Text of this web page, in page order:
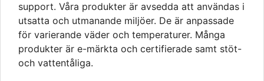
support. Våra produkter är avsedda att användas i
utsatta och utmanande miljöer. De är anpassade
för varierande väder och temperaturer. Många
produkter är e-märkta och certifierade samt stöt-
och vattentåliga.